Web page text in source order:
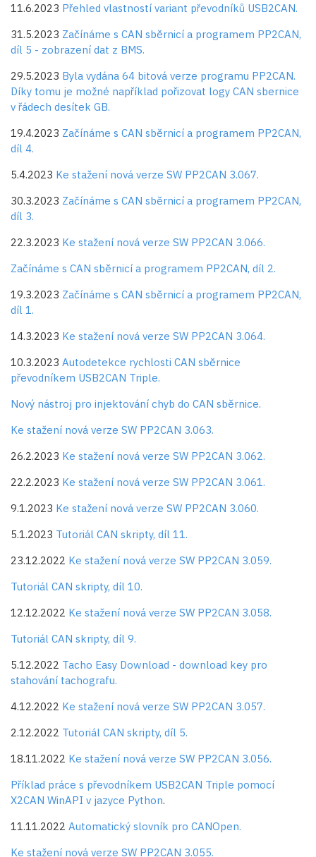
11.6.2023 Přehled vlastností variant převodníků USB2CAN.
31.5.2023 Začínáme s CAN sběrnicí a programem PP2CAN,
díl 5 - zobrazení dat z BMS.
29.5.2023 Byla vydána 64 bitová verze programu PP2CAN.
Díky tomu je možné například pořizovat logy CAN sbernice
v řádech desítek GB.
19.4.2023 Začínáme s CAN sběrnicí a programem PP2CAN,
díl 4.
5.4.2023 Ke stažení nová verze SW PP2CAN 3.067.
30.3.2023 Začínáme s CAN sběrnicí a programem PP2CAN,
díl 3.
22.3.2023 Ke stažení nová verze SW PP2CAN 3.066.
Začínáme s CAN sběrnicí a programem PP2CAN, díl 2.
19.3.2023 Začínáme s CAN sběrnicí a programem PP2CAN,
díl 1.
14.3.2023 Ke stažení nová verze SW PP2CAN 3.064.
10.3.2023 Autodetekce rychlosti CAN sběrnice
převodníkem USB2CAN Triple.
Nový nástroj pro injektování chyb do CAN sběrnice.
Ke stažení nová verze SW PP2CAN 3.063.
26.2.2023 Ke stažení nová verze SW PP2CAN 3.062.
22.2.2023 Ke stažení nová verze SW PP2CAN 3.061.
9.1.2023 Ke stažení nová verze SW PP2CAN 3.060.
5.1.2023 Tutoriál CAN skripty, díl 11.
23.12.2022 Ke stažení nová verze SW PP2CAN 3.059.
Tutoriál CAN skripty, díl 10.
12.12.2022 Ke stažení nová verze SW PP2CAN 3.058.
Tutoriál CAN skripty, díl 9.
5.12.2022 Tacho Easy Download - download key pro
stahování tachografu.
4.12.2022 Ke stažení nová verze SW PP2CAN 3.057.
2.12.2022 Tutoriál CAN skripty, díl 5.
18.11.2022 Ke stažení nová verze SW PP2CAN 3.056.
Příklad práce s převodníkem USB2CAN Triple pomocí
X2CAN WinAPI v jazyce Python.
11.11.2022 Automatický slovník pro CANOpen.
Ke stažení nová verze SW PP2CAN 3.055.